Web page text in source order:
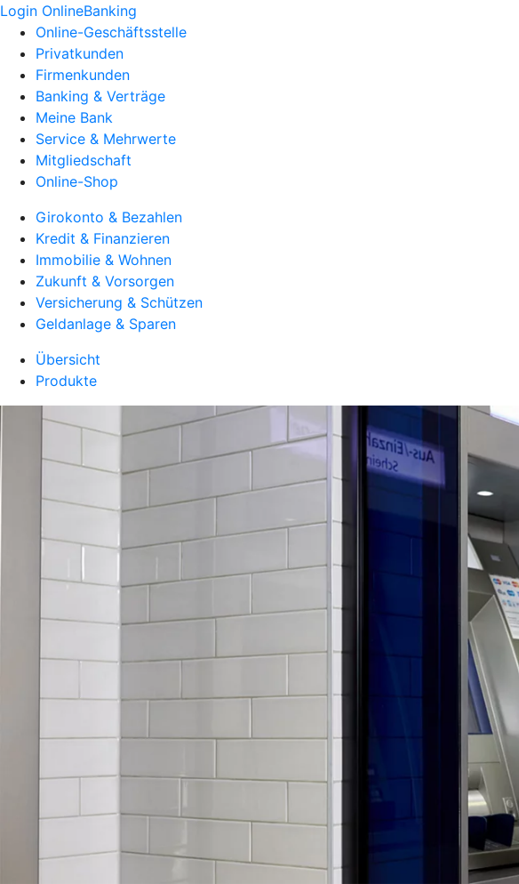
Login OnlineBanking
Online-Geschäftsstelle
Privatkunden
Firmenkunden
Banking & Verträge
Meine Bank
Service & Mehrwerte
Mitgliedschaft
Online-Shop
Girokonto & Bezahlen
Kredit & Finanzieren
Immobilie & Wohnen
Zukunft & Vorsorgen
Versicherung & Schützen
Geldanlage & Sparen
Übersicht
Produkte